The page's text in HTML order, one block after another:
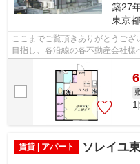
築27
東京
ここまでご覧頂きありがとうご
目指し、各沿線の各不動産会社
様へ提供しております！最新の情
賃貸 | アパート ソレイユ